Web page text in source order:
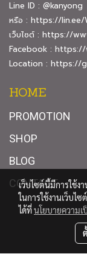
Line ID : @kanyong
หรือ : https://lin.ee/
เว็บไซต์ : https://
Facebook : https://
Location : https://
HOME
PROMOTION
SHOP
BLOG
CONTACT
©
เว็บไซต์นี้มีการใช้
ในการใช้งานเว็บไ
ได้ที่นโยบายความ